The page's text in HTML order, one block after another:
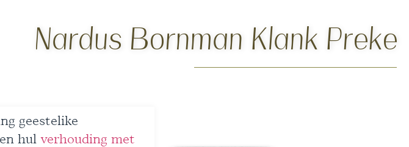
Nardus Bornman Klank Preke
geestelike
hul verhouding met